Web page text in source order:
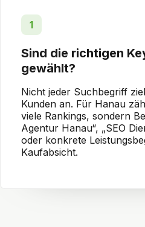
1
Sind die richtigen
gewählt?
Nicht jeder Suchbegriff
Kunden an. Für Hanau
viele Rankings, sondern
Agentur Hanau“, „SEO
oder konkrete
Kaufabsicht.